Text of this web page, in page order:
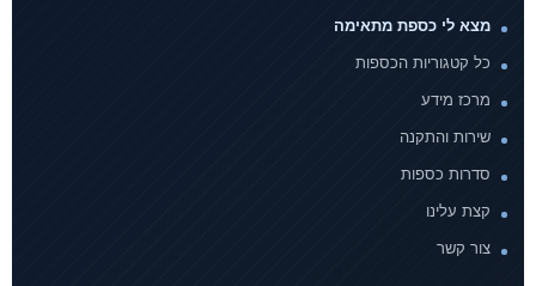
מצא לי כספת מתאימה
כל קטגוריות הכספות
מרכז מידע
שירות והתקנה
סדרות כספות
קצת עלינו
צור קשר